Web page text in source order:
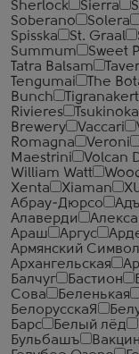
Sherlock
Sierra
Soberano
Solera
Spisska
St. Graal
Summum
Sweet
Tatra Balsam
Tengumai
The
Bunch
Tigranakert
Rivieres
Brewery
Vaccari
Romagna
Veroni
Maestrini
Volcan
William Watt
Xenta
Xiaman
Абрау-Дюрсо
Алаверди
Араш
Аргус
Армянский Символ
Архангельская
Балчуг
Бастион
Сова
Беленькая
БелорусскаЯ
Барс
Белый лёд
Бульбашъ